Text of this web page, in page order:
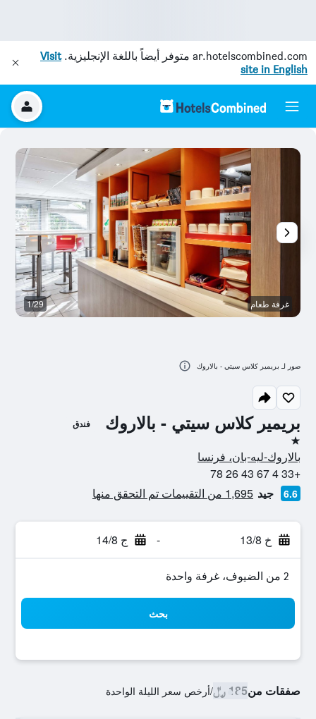
ar.hotelscombined.com متوفر أيضاً باللغة الإنجليزية.Visit
site in English
بريمير كلاس سيتي - بالاروك فندق
نجمة واحدة
بالاروك-ليه-بان، فرنسا
+33 4 67 43 26 78
6.6 جيد 1,695 من التقييمات تم التحقق منها
خ 13/8 - ج 14/8
2 من الضيوف، غرفة واحدة
بحث
صفقات من185 ﷼ /أرخص سعر الليلة الواحدة
غرفة طعام 1/29
صور لـ بريمير كلاس سيتي - بالاروك